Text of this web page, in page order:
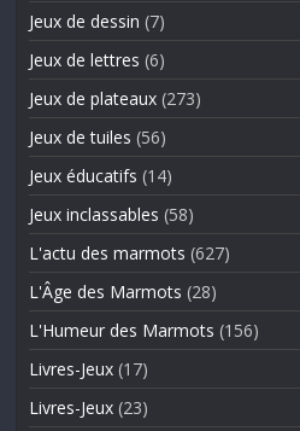
Jeux de dessin (7)
Jeux de lettres (6)
Jeux de plateaux (273)
Jeux de tuiles (56)
Jeux éducatifs (14)
Jeux inclassables (58)
L'actu des marmots (627)
L'Âge des Marmots (28)
L'Humeur des Marmots (156)
Livres-Jeux (17)
Livres-Jeux (23)